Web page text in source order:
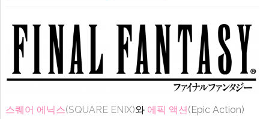
파
이
널
판
타
지
리
스퀘어 에닉스(SQUARE ENIX)와 에픽 액션(Epic Action)